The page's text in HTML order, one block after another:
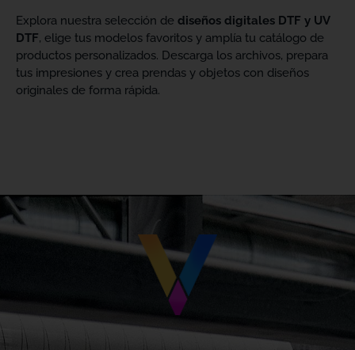
Explora nuestra selección de diseños digitales DTF y UV
DTF, elige tus modelos favoritos y amplía tu catálogo de
productos personalizados. Descarga los archivos, prepara
tus impresiones y crea prendas y objetos con diseños
originales de forma rápida.